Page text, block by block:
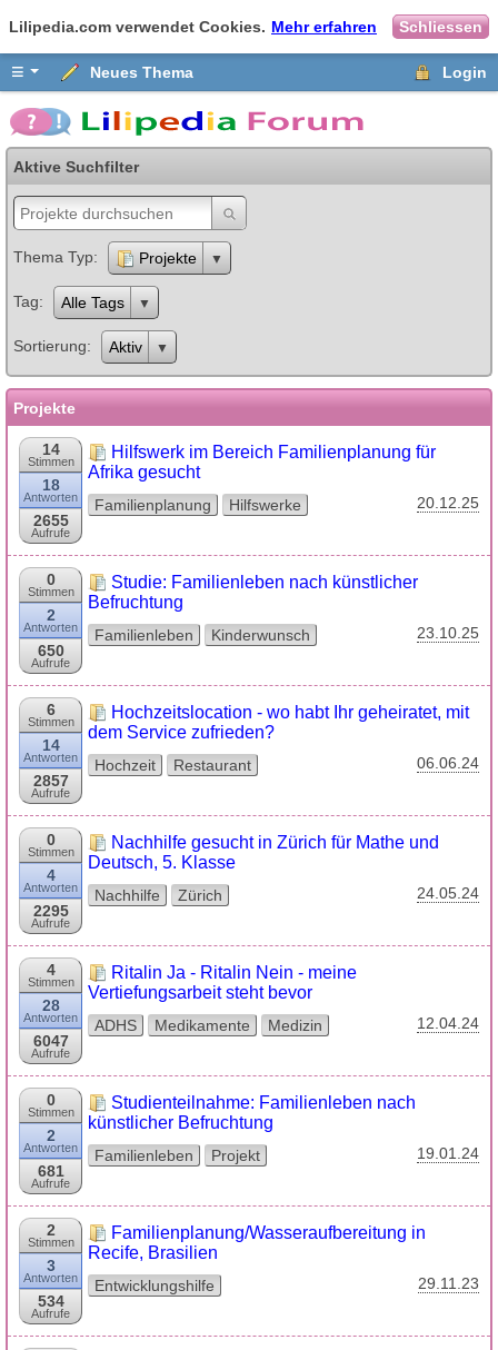
Lilipedia.com verwendet Cookies. Mehr erfahren Schliessen
≡ Neues Thema Login
Aktive Suchfilter
Thema Typ Projekte
Tag Alle Tags
Sortierung Aktiv
Projekte
14
Stimmen
18
Antworten
2655
Aufrufe
Hilfswerk im Bereich Familienplanung für
Afrika gesucht
Familienplanung Hilfswerke 20.12.25
0
Stimmen
2
Antworten
650
Aufrufe
Studie: Familienleben nach künstlicher
Befruchtung
Familienleben Kinderwunsch 23.10.25
6
Stimmen
14
Antworten
2857
Aufrufe
Hochzeitslocation - wo habt Ihr geheiratet, mit
dem Service zufrieden?
Hochzeit Restaurant 06.06.24
0
Stimmen
4
Antworten
2295
Aufrufe
Nachhilfe gesucht in Zürich für Mathe und
Deutsch, 5. Klasse
Nachhilfe Zürich 24.05.24
4
Stimmen
28
Antworten
6047
Aufrufe
Ritalin Ja - Ritalin Nein - meine
Vertiefungsarbeit steht bevor
ADHS Medikamente Medizin 12.04.24
0
Stimmen
2
Antworten
681
Aufrufe
Studienteilnahme: Familienleben nach
künstlicher Befruchtung
Familienleben Projekt 19.01.24
2
Stimmen
3
Antworten
534
Aufrufe
Familienplanung/Wasseraufbereitung in
Recife, Brasilien
Entwicklungshilfe 29.11.23